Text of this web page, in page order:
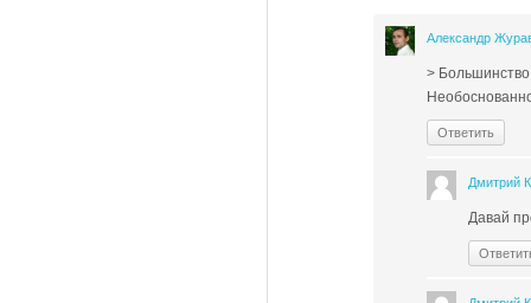
Александр
>
Ответить
Дмитрий
Давай